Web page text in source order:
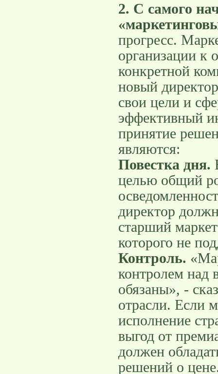
2. С самого
прогресс.
организации к
конкретной
новый
свои цели и
эффективный
принятие
являются:
Повестка дня.
целью общий
директор
старший
которого не
Контроль.
контролем над
обязаны», -
отрасли. Если
исполнение
выгод от
должен
решений о